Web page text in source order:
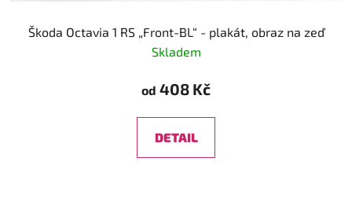
Škoda Octavia 1 RS „Front-BL“ - plakát, obraz na zeď
Skladem
od 408 Kč
DETAIL